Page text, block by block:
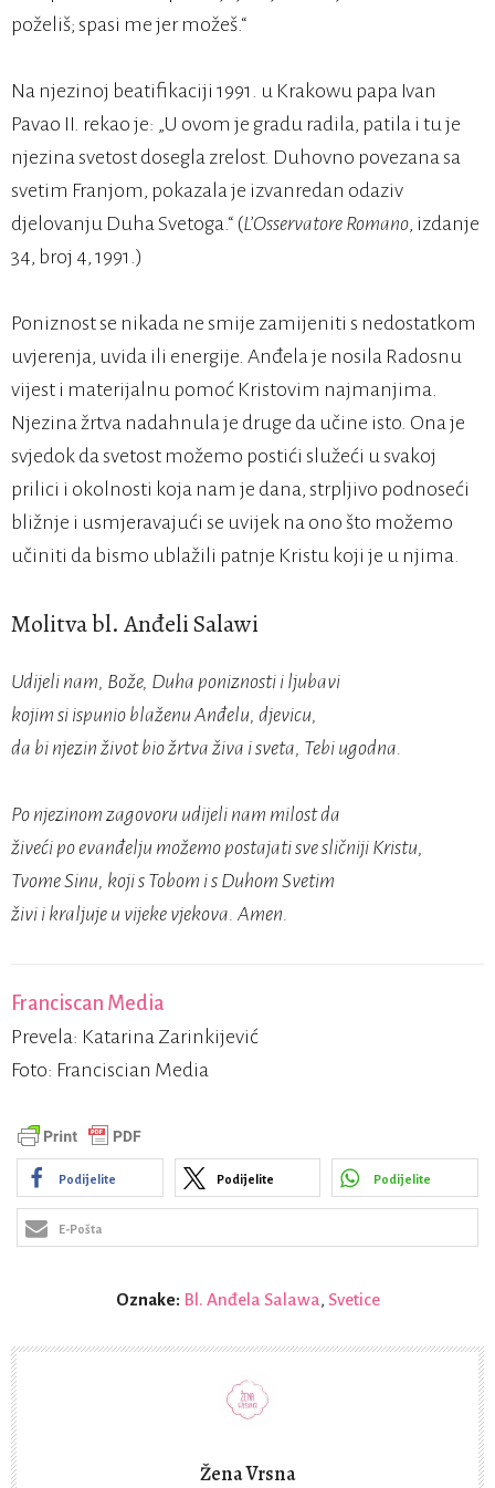
poželiš; spasi me jer možeš.“
Na njezinoj beatifikaciji 1991. u Krakowu papa Ivan
Pavao II. rekao je: „U ovom je gradu radila, patila i tu je
njezina svetost dosegla zrelost. Duhovno povezana sa
svetim Franjom, pokazala je izvanredan odaziv
djelovanju Duha Svetoga.“ (L’Osservatore Romano, izdanje
34, broj 4, 1991.)
Poniznost se nikada ne smije zamijeniti s nedostatkom
uvjerenja, uvida ili energije. Anđela je nosila Radosnu
vijest i materijalnu pomoć Kristovim najmanjima.
Njezina žrtva nadahnula je druge da učine isto. Ona je
svjedok da svetost možemo postići služeći u svakoj
prilici i okolnosti koja nam je dana, strpljivo podnoseći
bližnje i usmjeravajući se uvijek na ono što možemo
učiniti da bismo ublažili patnje Kristu koji je u njima.
Molitva bl. Anđeli Salawi
Udijeli nam, Bože, Duha poniznosti i ljubavi
kojim si ispunio blaženu Anđelu, djevicu,
da bi njezin život bio žrtva živa i sveta, Tebi ugodna.
Po njezinom zagovoru udijeli nam milost da
živeći po evanđelju možemo postajati sve sličniji Kristu,
Tvome Sinu, koji s Tobom i s Duhom Svetim
živi i kraljuje u vijeke vjekova. Amen.
Franciscan Media
Prevela: Katarina Zarinkijević
Foto: Franciscian Media
Podijelite Podijelite Podijelite
E-Pošta
Oznake: Bl. Anđela Salawa, Svetice
Žena Vrsna